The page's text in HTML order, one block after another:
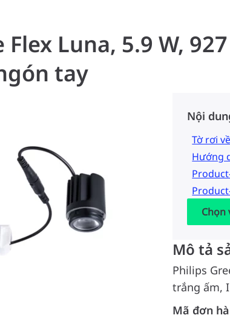
Flex Luna, 5.9 W,
tay
Nội
Tờ rơi
Hướng
Chọn
Mô tả
Philips
trắng ấm,
Mã đơn